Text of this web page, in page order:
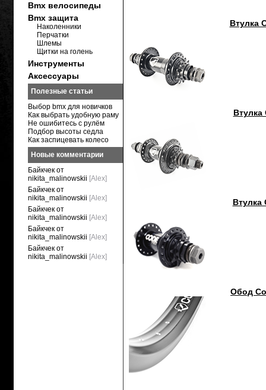
Втулка
Втулка
Втулка
Обод
Bmx велосипеды
Bmx защита
Наколенники
Перчатки
Шлемы
Щитки на голень
Инструменты
Аксессуары
Полезные статьи
Выбор bmx для новичков
Как выбрать удобную раму
Не ошибитесь с рулём
Подбор высоты седла
Как заспицевать колесо
Новые комментарии
Байкчек от
nikita_malinowskii [Alex]
Байкчек от
nikita_malinowskii [Alex]
Байкчек от
nikita_malinowskii [Alex]
Байкчек от
nikita_malinowskii [Alex]
Байкчек от
nikita_malinowskii [Alex]